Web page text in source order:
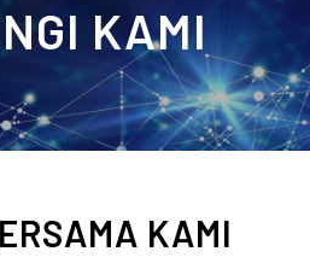
KAMI
KAMI